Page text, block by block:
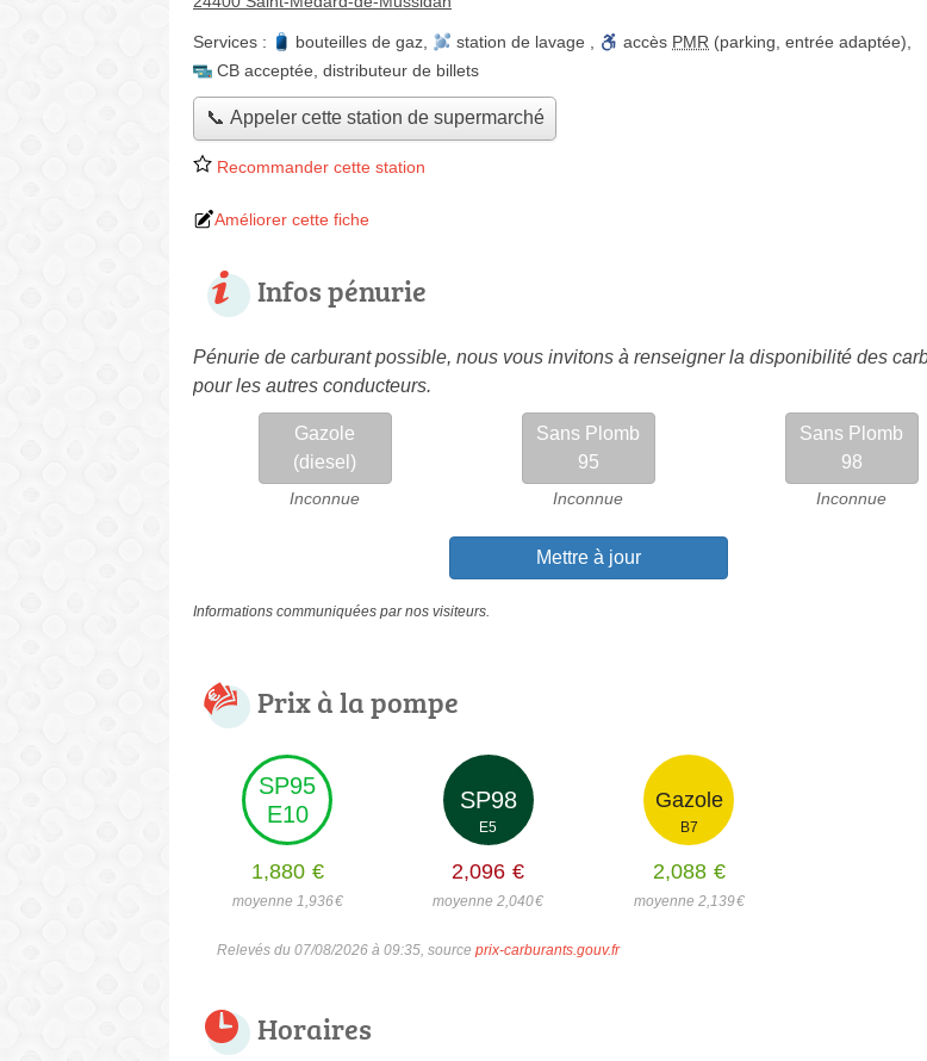
Services : bouteilles de gaz station de lavage accès PMR (parking, entrée adaptée)
CB acceptée distributeur de billets
📞 Appeler cette station de supermarché
Recommander cette station
Améliorer cette fiche
Infos pénurie
Pénurie de carburant possible, nous vous invitons à renseigner la disponibilité des
pour les autres conducteurs.
Gazole
(diesel)
Inconnue
Sans Plomb
95
Inconnue
Sans Plomb
98
Inconnue
Mettre à jour
Informations communiquées par nos visiteurs.
Prix à la pompe
SP95
E10
1,880 €
moyenne 1,936€
SP98
E5
2,096 €
moyenne 2,040€
Gazole
B7
2,088 €
moyenne 2,139€
Relevés du 07/08/2026 à 09:35, source prix-carburants.gouv.fr
Horaires